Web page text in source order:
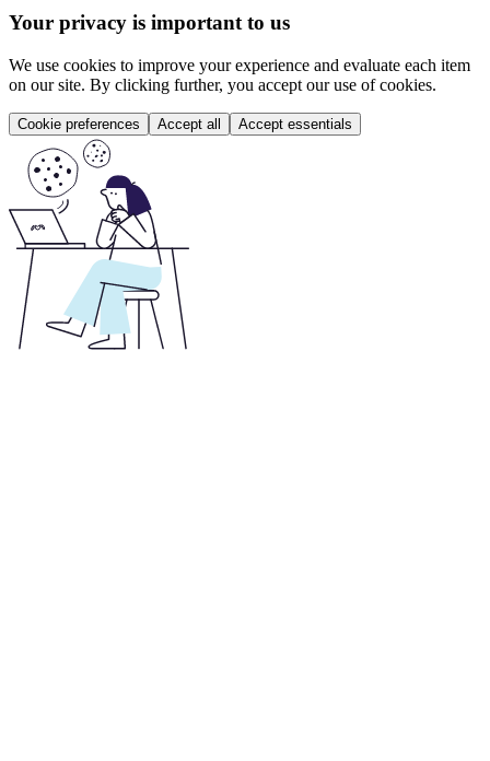
Your privacy is important to us
We use cookies to improve your experience and evaluate each item
on our site. By clicking further, you accept our use of cookies.
Cookie preferences Accept all Accept essentials